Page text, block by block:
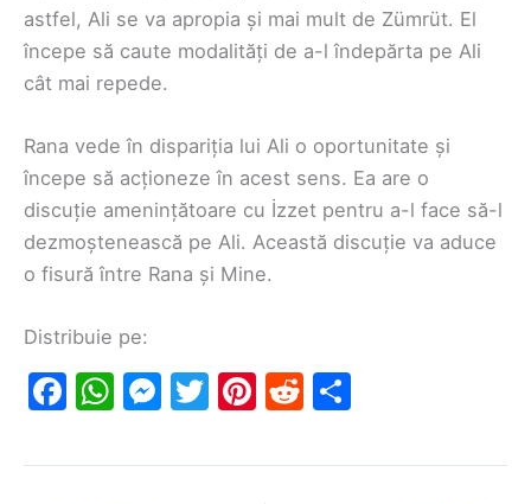
astfel, Ali se va apropia și mai mult de Zümrüt. El
începe să caute modalități de a-l îndepărta pe Ali
cât mai repede.
Rana vede în dispariția lui Ali o oportunitate și
începe să acționeze în acest sens. Ea are o
discuție amenințătoare cu İzzet pentru a-l face să-l
dezmoștenească pe Ali. Această discuție va aduce
o fisură între Rana și Mine.
Distribuie pe:
F
c
W
at
M
s
T
itt
Pi
er
R
d ar